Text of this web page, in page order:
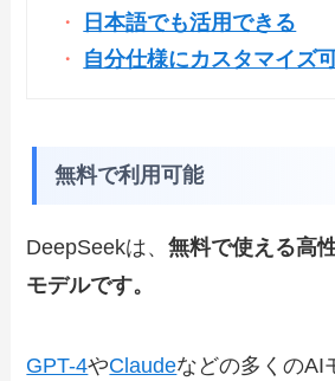
日本語でも活用できる
自分仕様にカスタマイズ
無料で利用可能
DeepSeekは、無料で使える高
モデルです。
GPT-4やClaudeなどの多くのAI